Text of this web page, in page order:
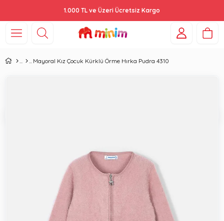
1.000 TL ve Üzeri Ücretsiz Kargo
Mayoral Kız Çocuk Kürklü Örme Hırka Pudra 4310